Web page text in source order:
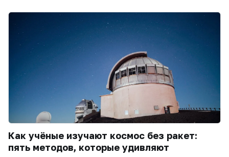
Как учёные изучают космос без ракет:
пять методов, которые удивляют